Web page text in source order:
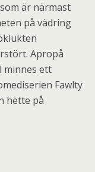
är närmast
på vädring
Apropå
minnes ett
Fawlty
hette på